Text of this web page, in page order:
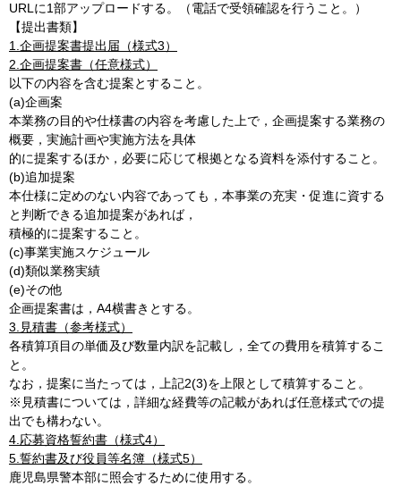
URLに1部アップロードする。（電話で受領確認を行うこと。）
【提出書類】
1.企画提案書提出届（様式3）
2.企画提案書（任意様式）
以下の内容を含む提案とすること。
(a)企画案
本業務の目的や仕様書の内容を考慮した上で，企画提案する業務の
概要，実施計画や実施方法を具体
的に提案するほか，必要に応じて根拠となる資料を添付すること。
(b)追加提案
本仕様に定めのない内容であっても，本事業の充実・促進に資する
と判断できる追加提案があれば，
積極的に提案すること。
(c)事業実施スケジュール
(d)類似業務実績
(e)その他
企画提案書は，A4横書きとする。
3.見積書（参考様式）
各積算項目の単価及び数量内訳を記載し，全ての費用を積算するこ
と。
なお，提案に当たっては，上記2(3)を上限として積算すること。
※見積書については，詳細な経費等の記載があれば任意様式での提
出でも構わない。
4.応募資格誓約書（様式4）
5.誓約書及び役員等名簿（様式5）
鹿児島県警本部に照会するために使用する。